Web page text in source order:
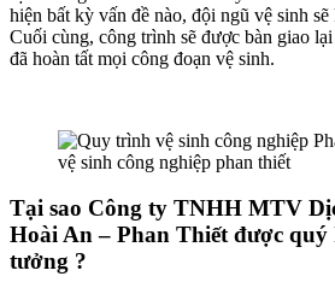
bonusu
hiện bất kỳ vấn đề nào, đội ngũ vệ sinh
Cuối cùng, công trình sẽ được bàn giao
đã hoàn tất mọi công đoạn vệ sinh.
vệ sinh công nghiệp phan thiết
Tại sao Công ty TNHH MTV
Hoài An – Phan Thiết được
tưởng ?